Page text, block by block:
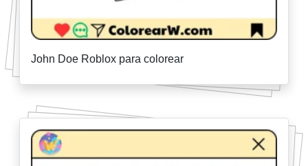
John Doe Roblox para colorear